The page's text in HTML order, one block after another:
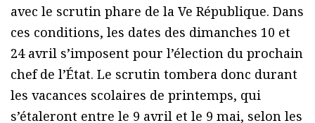
avec le scrutin phare de la Ve République. Dans
ces conditions, les dates des dimanches 10 et
24 avril s’imposent pour l’élection du prochain
chef de l’État. Le scrutin tombera donc durant
les vacances scolaires de printemps, qui
s’étaleront entre le 9 avril et le 9 mai, selon les